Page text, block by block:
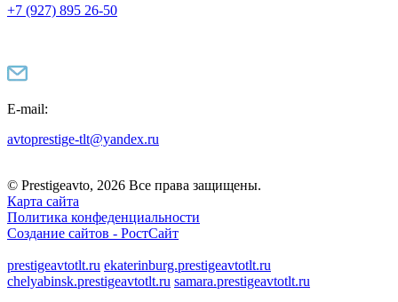
+7 (927) 895 26-50
E-mail:
avtoprestige-tlt@yandex.ru
© Prestigeavto, 2026 Все права защищены.
Карта сайта
Политика конфеденциальности
Создание сайтов - РостСайт
prestigeavtotlt.ru ekaterinburg.prestigeavtotlt.ru
chelyabinsk.prestigeavtotlt.ru samara.prestigeavtotlt.ru